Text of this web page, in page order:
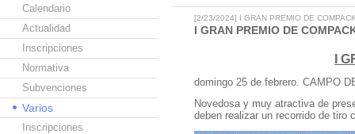
Calendario
Actualidad
Inscripciones
Normativa
Subvenciones
Varios
Inscripciones
[2/23/2024] I GRAN PREMIO DE
I GRAN PREMIO DE
I
domingo 25 de febrero. CAMPO
Novedosa y muy atractiva de
deben realizar un recorrido de tiro